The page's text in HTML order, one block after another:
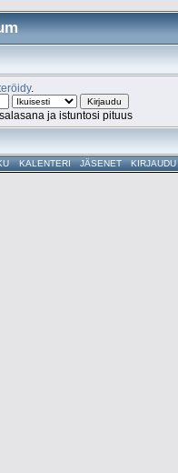
.
ja istuntosi pituus
KALENTERI JÄSENET KIRJAUDU